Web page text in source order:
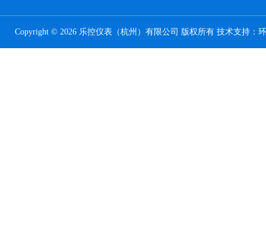
Copyright © 2026 乐控仪表（杭州）有限公司 版权所有 技术支持：